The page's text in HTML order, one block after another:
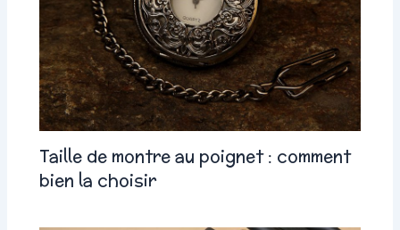
Taille de montre au poignet : comment
bien la choisir